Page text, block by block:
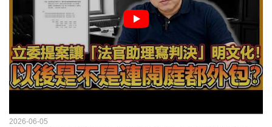
2026-06-05